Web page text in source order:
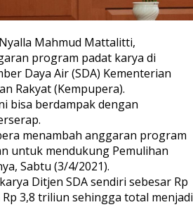
Mahmud Mattalitti,
program padat karya di
Daya Air (SDA) Kementerian
Rakyat (Kempupera).
bisa berdampak dengan
menambah anggaran program
untuk mendukung Pemulihan
Sabtu (3/4/2021).
Ditjen SDA sendiri sebesar Rp
3,8 triliun sehingga total menjadi